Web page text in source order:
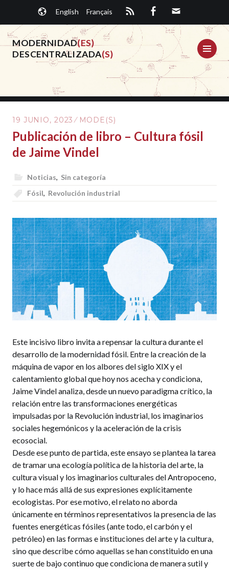
contenido.
English Français
MODERNIDAD(ES)
DESCENTRALIZADA(S)
19 JUNIO, 2023 MODE(S)
Publicación de libro – Cultura fósil
de Jaime Vindel
Noticias, Sin categoría
Fósil, Revolución industrial
Este incisivo libro invita a repensar la cultura durante el
desarrollo de la modernidad fósil. Entre la creación de la
máquina de vapor en los albores del siglo XIX y el
calentamiento global que hoy nos acecha y condiciona,
Jaime Vindel analiza, desde un nuevo paradigma crítico, la
relación entre las transformaciones energéticas
impulsadas por la Revolución industrial, los imaginarios
sociales hegemónicos y la aceleración de la crisis
ecosocial.
Desde ese punto de partida, este ensayo se plantea la tarea
de tramar una ecología política de la historia del arte, la
cultura visual y los imaginarios culturales del Antropoceno,
y lo hace más allá de sus expresiones explícitamente
ecologistas. Por ese motivo, el relato no aborda
únicamente en términos representativos la presencia de las
fuentes energéticas fósiles (ante todo, el carbón y el
petróleo) en las formas e instituciones del arte y la cultura,
sino que describe cómo aquellas se han constituido en una
suerte de bajo continuo que condiciona de manera sutil y